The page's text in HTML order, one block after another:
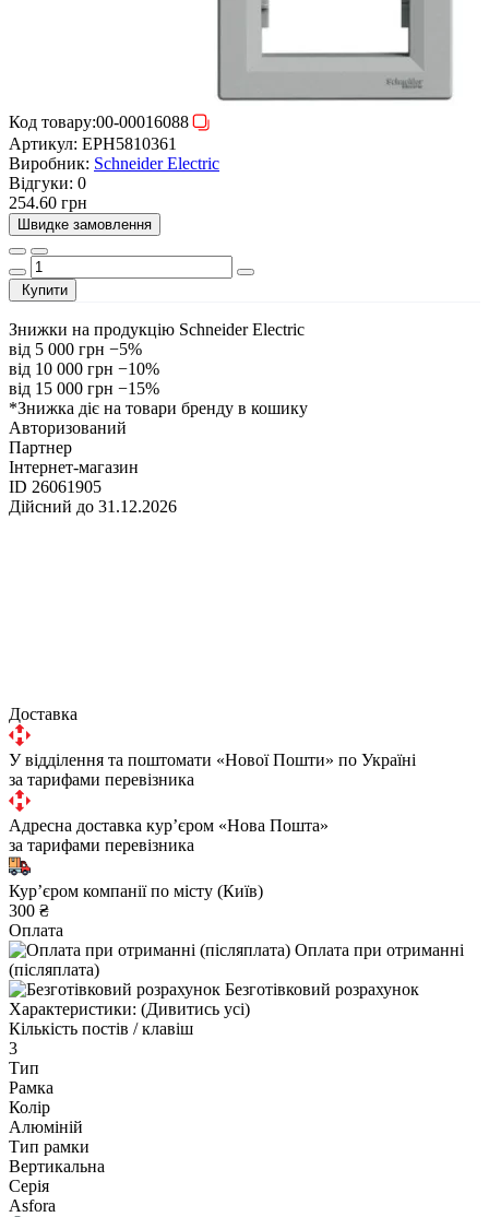
Код товару:00-00016088
Артикул: EPH5810361
Виробник: Schneider Electric
Відгуки: 0
254.60 грн
Швидке замовлення
Купити
Знижки на продукцію Schneider Electric
від 5 000 грн −5%
від 10 000 грн −10%
від 15 000 грн −15%
*Знижка діє на товари бренду в кошику
Авторизований
Партнер
Інтернет-магазин
ID 26061905
Дійсний до 31.12.2026
Доставка
У відділення та поштомати «Нової Пошти» по Україні
за тарифами перевізника
Адресна доставка курʼєром «Нова Пошта»
за тарифами перевізника
Курʼєром компанії по місту (Київ)
300 ₴
Оплата
Оплата при отриманні
(післяплата)
Безготівковий розрахунок
Характеристики: (Дивитись усі)
Кількість постів / клавіш
3
Тип
Рамка
Колір
Алюміній
Тип рамки
Вертикальна
Серія
Asfora